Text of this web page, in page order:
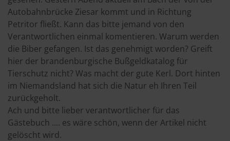
Autobahnbrücke Ziesar kommt und in Richtung
Petritor fließt. Kann das bitte jemand von den
Verantwortlichen einmal komentieren. Warum werden
die Biber gefangen. Ist das genehmigt worden? Greift
hier der brandenburgische Bußgeldkatalog für
Tierschutz nicht? Was macht der gute Kerl. Dort hinten
im Niemandsland hat sich die Natur eh Ihren Teil
zurückgeholt.
Ach und bitte lieber verantwortlicher für das
Gästebuch .... es wäre schön, wenn der Artikel nicht
gelöscht wird.